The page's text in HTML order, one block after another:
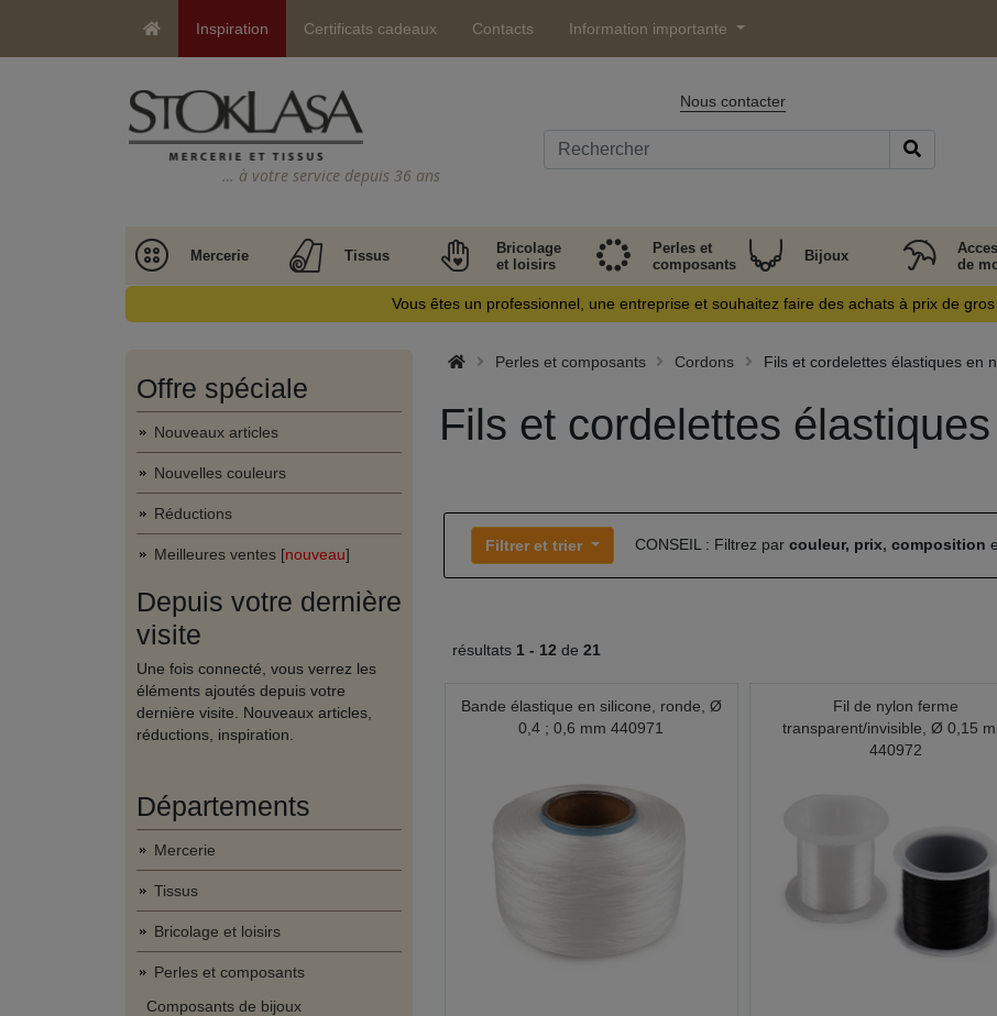
Inspiration Certificats cadeaux Contacts Information importante
… à votre service depuis 36 ans
Nous contacter
Mercerie Tissus
Bricolage
et loisirs
Perles et
composants
Bijoux
de
Vous êtes un professionnel, une entreprise et souhaitez faire des achats à prix de
Offre spéciale
Nouveaux articles
Nouvelles couleurs
Réductions
Meilleures ventes [nouveau]
Depuis votre dernière
visite
Une fois connecté, vous verrez les
éléments ajoutés depuis votre
dernière visite. Nouveaux articles,
réductions, inspiration.
Départements
Mercerie
Tissus
Bricolage et loisirs
Perles et composants
Composants de bijoux
Perles et composants Cordons Fils et cordelettes élastiques en
Fils et cordelettes
Filtrer et trier CONSEIL : Filtrez par couleur, prix, composition
résultats 1 - 12 de 21
Bande élastique en silicone, ronde, Ø
0,4 ; 0,6 mm 440971
Fil de nylon ferme
transparent/invisible, Ø 0,15
440972